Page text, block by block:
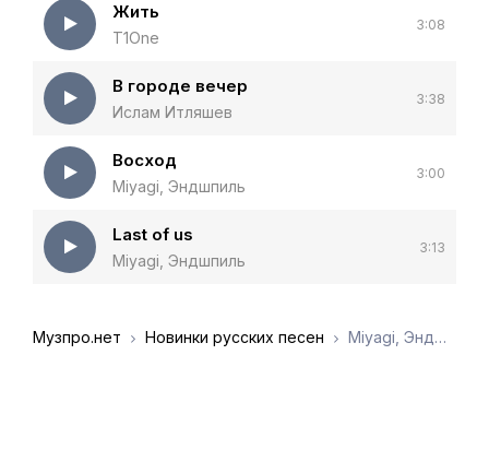
Жить
T1One
3:08
В городе вечер
Ислам Итляшев
3:38
Восход
Miyagi, Эндшпиль
3:00
Last of us
Miyagi, Эндшпиль
3:13
Музпро.нет Новинки русских песен Miyagi, Эндшпиль - Наоборот